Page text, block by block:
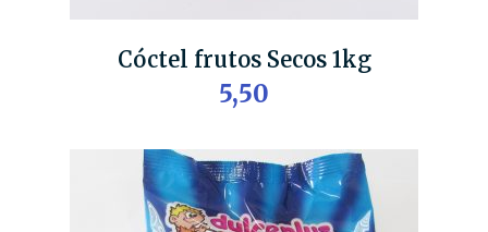
Cóctel frutos Secos 1kg
5,50